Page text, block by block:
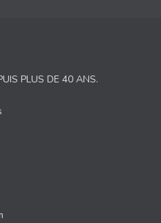
PLUS DE 40 ANS.